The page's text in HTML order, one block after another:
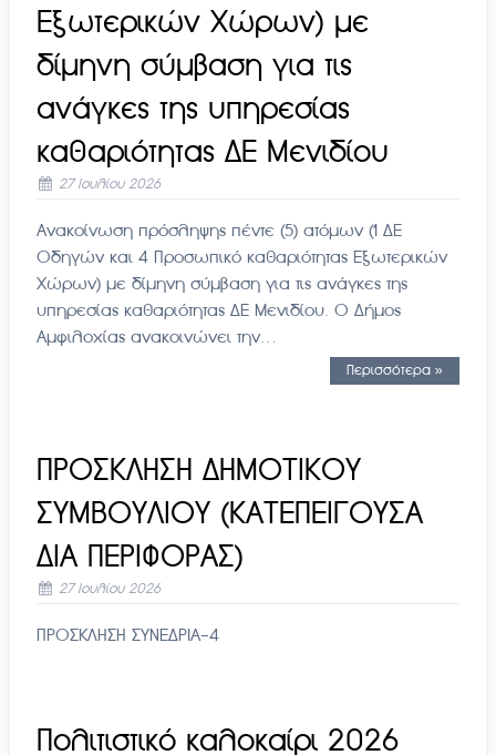
Εξωτερικών Χώρων) με
δίμηνη σύμβαση για τις
ανάγκες της υπηρεσίας
καθαριότητας ΔΕ Μενιδίου
27 Ιουλίου 2026
Ανακοίνωση πρόσληψης πέντε (5) ατόμων (1 ΔΕ
Οδηγών και 4 Προσωπικό καθαριότητας Εξωτερικών
Χώρων) με δίμηνη σύμβαση για τις ανάγκες της
υπηρεσίας καθαριότητας ΔΕ Μενιδίου. Ο Δήμος
Αμφιλοχίας ανακοινώνει την…
Περισσότερα »
ΠΡΟΣΚΛΗΣΗ ΔΗΜΟΤΙΚΟΥ
ΣΥΜΒΟΥΛΙΟΥ (ΚΑΤΕΠΕΙΓΟΥΣΑ
ΔΙΑ ΠΕΡΙΦΟΡΑΣ)
27 Ιουλίου 2026
ΠΡΟΣΚΛΗΣΗ ΣΥΝΕΔΡΙΑ-4
Πολιτιστικό καλοκαίρι 2026